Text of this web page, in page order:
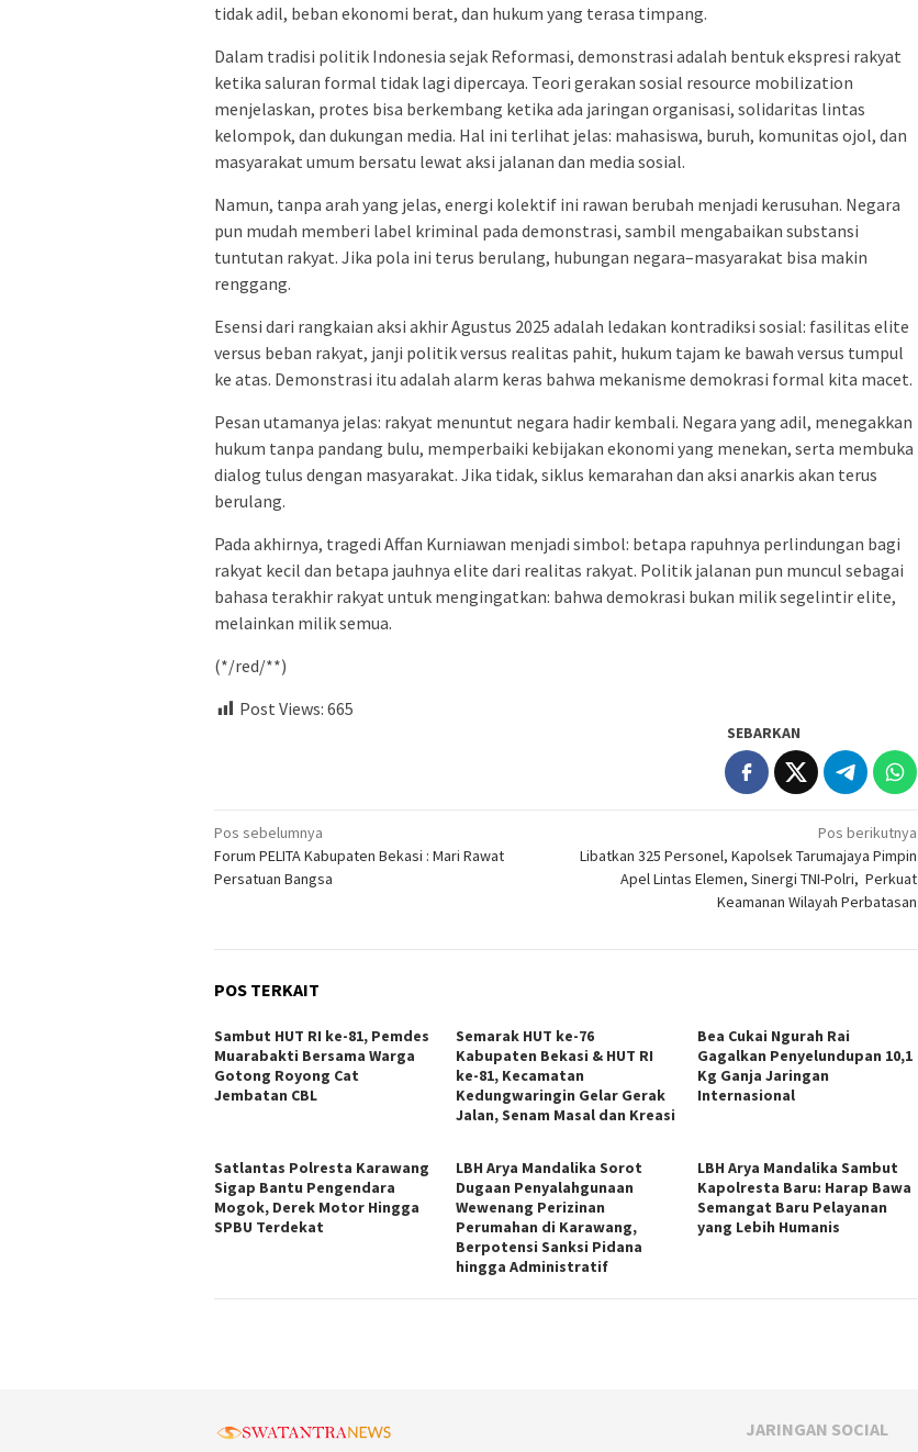
tidak adil, beban ekonomi berat, dan hukum yang terasa timpang.
Dalam tradisi politik Indonesia sejak Reformasi, demonstrasi adalah bentuk ekspresi rakyat
ketika saluran formal tidak lagi dipercaya. Teori gerakan sosial resource mobilization
menjelaskan, protes bisa berkembang ketika ada jaringan organisasi, solidaritas lintas
kelompok, dan dukungan media. Hal ini terlihat jelas: mahasiswa, buruh, komunitas ojol, dan
masyarakat umum bersatu lewat aksi jalanan dan media sosial.
Namun, tanpa arah yang jelas, energi kolektif ini rawan berubah menjadi kerusuhan. Negara
pun mudah memberi label kriminal pada demonstrasi, sambil mengabaikan substansi
tuntutan rakyat. Jika pola ini terus berulang, hubungan negara–masyarakat bisa makin
renggang.
Esensi dari rangkaian aksi akhir Agustus 2025 adalah ledakan kontradiksi sosial: fasilitas elite
versus beban rakyat, janji politik versus realitas pahit, hukum tajam ke bawah versus tumpul
ke atas. Demonstrasi itu adalah alarm keras bahwa mekanisme demokrasi formal kita macet.
Pesan utamanya jelas: rakyat menuntut negara hadir kembali. Negara yang adil, menegakkan
hukum tanpa pandang bulu, memperbaiki kebijakan ekonomi yang menekan, serta membuka
dialog tulus dengan masyarakat. Jika tidak, siklus kemarahan dan aksi anarkis akan terus
berulang.
Pada akhirnya, tragedi Affan Kurniawan menjadi simbol: betapa rapuhnya perlindungan bagi
rakyat kecil dan betapa jauhnya elite dari realitas rakyat. Politik jalanan pun muncul sebagai
bahasa terakhir rakyat untuk mengingatkan: bahwa demokrasi bukan milik segelintir elite,
melainkan milik semua.
(*/red/**)
Post Views: 665
SEBARKAN
Navigasi
pos
Pos sebelumnya
Forum PELITA Kabupaten Bekasi : Mari Rawat
Persatuan Bangsa
Pos berikutnya
Libatkan 325 Personel, Kapolsek Tarumajaya Pimpin
Apel Lintas Elemen, Sinergi TNI-Polri, Perkuat
Keamanan Wilayah Perbatasan
POS TERKAIT
Sambut HUT RI ke-81, Pemdes
Muarabakti Bersama Warga
Gotong Royong Cat
Jembatan CBL
Semarak HUT ke-76
Kabupaten Bekasi & HUT RI
ke-81, Kecamatan
Kedungwaringin Gelar Gerak
Jalan, Senam Masal dan Kreasi
Bea Cukai Ngurah Rai
Gagalkan Penyelundupan 10,1
Kg Ganja Jaringan
Internasional
Satlantas Polresta Karawang
Sigap Bantu Pengendara
Mogok, Derek Motor Hingga
SPBU Terdekat
LBH Arya Mandalika Sorot
Dugaan Penyalahgunaan
Wewenang Perizinan
Perumahan di Karawang,
Berpotensi Sanksi Pidana
hingga Administratif
LBH Arya Mandalika Sambut
Kapolresta Baru: Harap Bawa
Semangat Baru Pelayanan
yang Lebih Humanis
JARINGAN SOCIAL